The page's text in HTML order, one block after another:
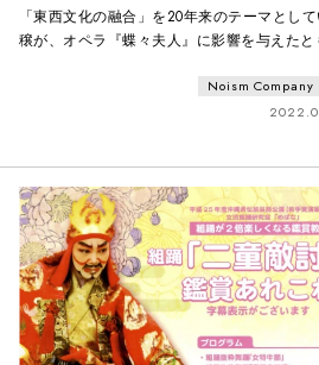
「東西文化の融合」を20年来のテーマとし
穣が、オペラ『蝶々夫人』に影響を与えたと
台本を書き起こした上で振付。ストラヴィン
「結婚」で踊る舞踊家たちは全員人形とし
をテーマとしている。
Noism